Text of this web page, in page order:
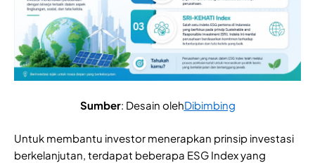
Sumber: Desain olehDibimbing
Untuk membantu investor menerapkan prinsip investasi
berkelanjutan, terdapat beberapa ESG Index yang